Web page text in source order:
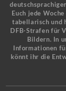
Euch jede
tabellarisch und
DFB-Strafen für
Bildern. In
Informationen
könnt ihr die